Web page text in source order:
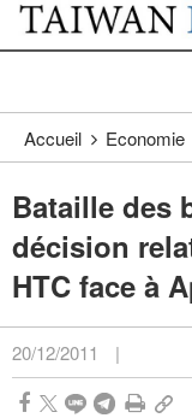
Passer au contenu
:::
Accueil Economie
Bataille des
décision
HTC face à
20/12/2011 |